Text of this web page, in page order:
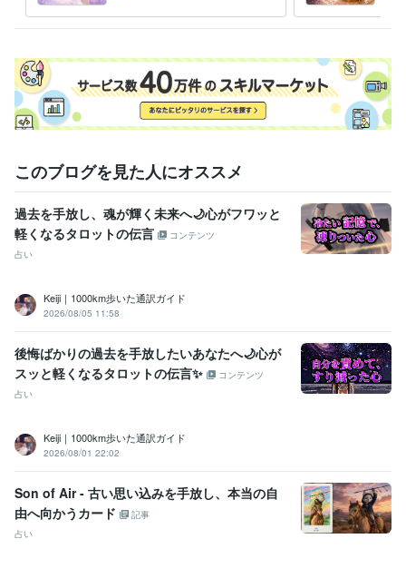
未来へ進むためのヒントを
一緒に見つけていきましょう✨
心よりお待ちしております♡
経験職種
デザイナー / Webデザイナー 経験年数 : 1年
クリエイター / ライター・編集 経験年数 : 5年
ライフスタイル・その他 / 占い師 経験年数 : 32年
ライフスタイル・その他 / 講師・インストラクター
受賞歴
教室開業20周年記念表彰 ココナラ　シルバーランク達成 八方塞が
りから人生逆転！占い✕副業で希望自由を手に入れる方法 kindle出
ビジネス・クリエイティブツール
Google スプレッドシート:2年Google ドキュメント:2年Keynote:4年
Numbers:4年Pages:4年ChatGPT:1年CapCut:1年iMovie:3年
Canva:4年
占い 鑑定
悩み相談・カウンセリング
このブログを見た人にオススメ
過去を手放し、魂が輝く未来へ🌙心がフワッと
軽くなるタロットの伝言
コンテンツ
占い
Keiji｜1000km歩いた通訳ガイド
2026/08/05 11:58
後悔ばかりの過去を手放したいあなたへ🌙心が
スッと軽くなるタロットの伝言✨
コンテンツ
占い
Keiji｜1000km歩いた通訳ガイド
2026/08/01 22:02
Son of Air - 古い思い込みを手放し、本当の自
由へ向かうカード
記事
占い